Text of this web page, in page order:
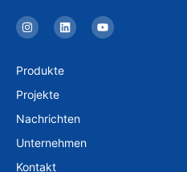
I
n
s
a
g
a
L
i
n
d
Y
o
u
Produkte
Projekte
Nachrichten
Unternehmen
Kontakt